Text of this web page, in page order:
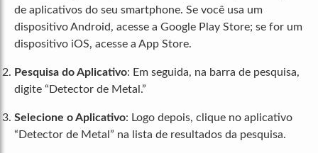
de aplicativos do seu smartphone. Se você usa um
dispositivo Android, acesse a Google Play Store; se for um
dispositivo iOS, acesse a App Store.
Pesquisa do Aplicativo: Em seguida, na barra de pesquisa,
digite “Detector de Metal.”
Selecione o Aplicativo: Logo depois, clique no aplicativo
“Detector de Metal” na lista de resultados da pesquisa.